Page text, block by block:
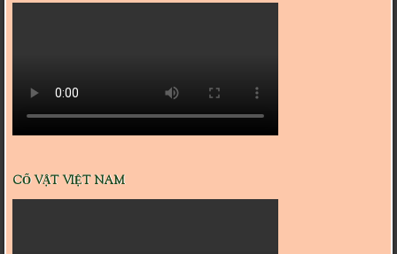
CỔ VẬT VIỆT NAM